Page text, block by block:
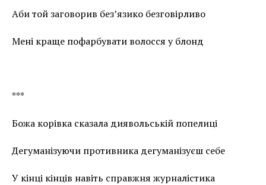
Аби той заговорив без’язико безговірливо
Мені краще пофарбувати волосся у блонд
***
Божа корівка сказала диявольській попелиці
Дегуманізуючи противника дегуманізуєш себе
У кінці кінців навіть справжня журналістика